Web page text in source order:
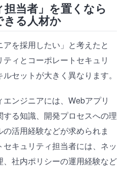
担当者」を置くなら
きる人材か
アを採用したい」と考えたと
ィとコーポレートセキュリ
セットが大きく異なります。
ンジニアには、Webアプリ
る知識、開発プロセスへの理
活用経験などが求められま
キュリティ担当者には、ネッ
、社内ポリシーの運用経験など